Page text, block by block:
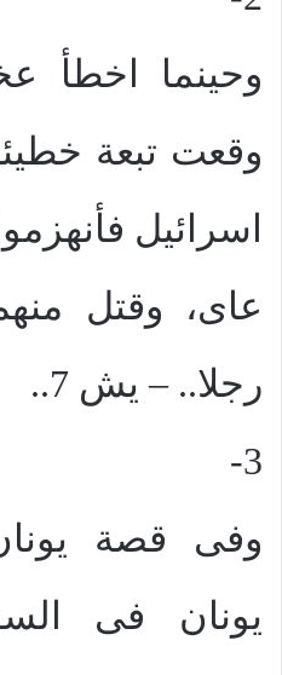
وحينما اخطأ
وقعت تبعة
اسرائيل
رجلا.. – يش 7..
3-
وفى قصة
يونان فى